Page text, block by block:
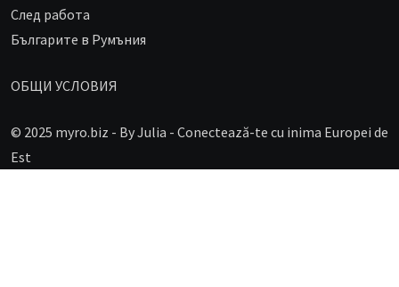
След работа
Българите в Румъния
ОБЩИ УСЛОВИЯ
© 2025 myro.biz - By Julia - Conectează-te cu inima Europei de
Est